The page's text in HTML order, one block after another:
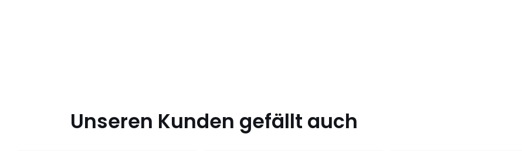
Unseren Kunden gefällt auch